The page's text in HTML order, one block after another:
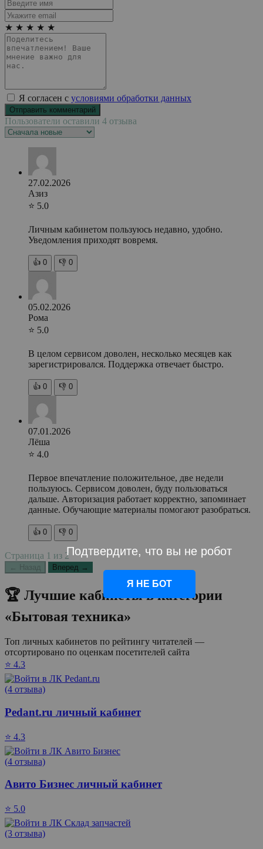
★ ★ ★ ★ ★
Я согласен с условиями обработки данных
Пользователи оставили 4 отзыва
27.02.2026
Азиз
⭐ 5.0
Личным кабинетом пользуюсь недавно, удобно.
Уведомления приходят вовремя.
👍 0 👎 0
05.02.2026
Рома
⭐ 5.0
В целом сервисом доволен, несколько месяцев как
зарегистрировался. Поддержка отвечает быстро.
👍 0 👎 0
07.01.2026
Лёша
⭐ 4.0
Первое впечатление положительное, две недели
пользуюсь. Сервисом доволен, буду пользоваться
дальше. Авторизация работает корректно, запоминает
данные. Обучающие материалы помогают разобраться.
👍 0 👎 0
Страница 1 из 2
← Назад Вперед →
🏆 Лучшие кабинеты в категории
«Бытовая техника»
Топ личных кабинетов по рейтингу читателей —
отсортировано по оценкам посетителей сайта
⭐ 4.3
(4 отзыва)
Pedant.ru личный кабинет
⭐ 4.3
(4 отзыва)
Авито Бизнес личный кабинет
⭐ 5.0
(3 отзыва)
Подтвердите, что вы не робот
Я НЕ БОТ